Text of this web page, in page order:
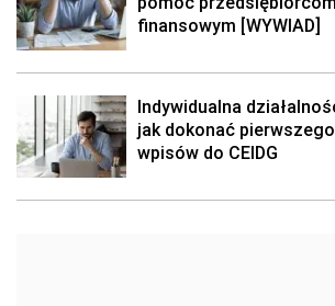
finansowym [WYWIAD]
Indywidualna
jak dokonać
wpisów do CEIDG